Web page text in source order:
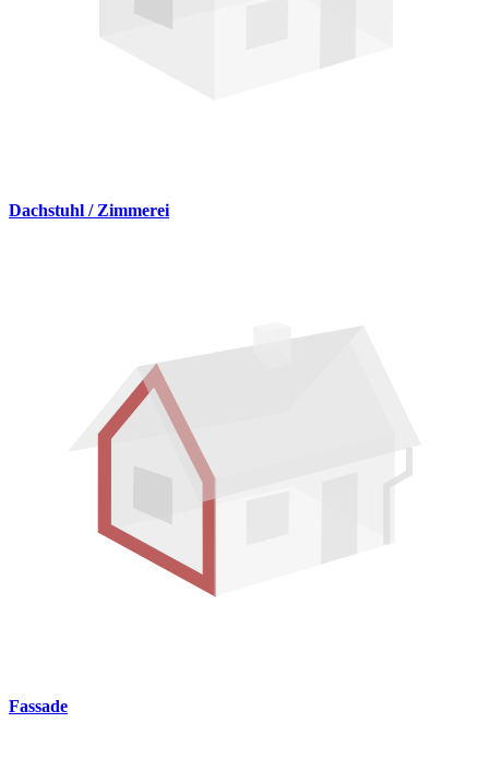
Dachstuhl / Zimmerei
Fassade